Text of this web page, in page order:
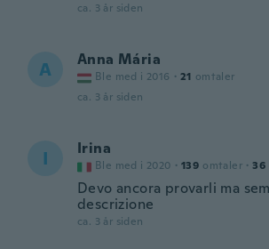
ca. 3 år siden
A Anna Mária
Ble med i 2016 · 21 omtaler
ca. 3 år siden
I Irina
Ble med i 2020 · 139 omtaler · 36
Devo ancora provarli ma
descrizione
ca. 3 år siden